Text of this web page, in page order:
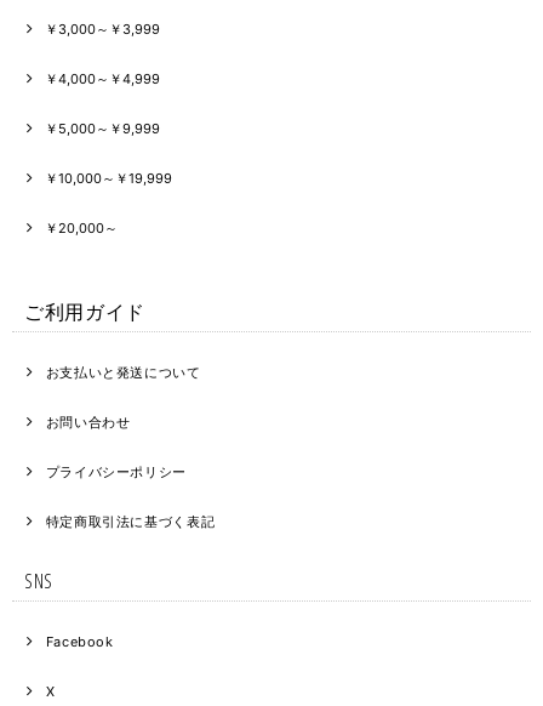
￥3,000～￥3,999
￥4,000～￥4,999
￥5,000～￥9,999
￥10,000～￥19,999
￥20,000～
ご利用ガイド
お支払いと発送について
お問い合わせ
プライバシーポリシー
特定商取引法に基づく表記
SNS
Facebook
X